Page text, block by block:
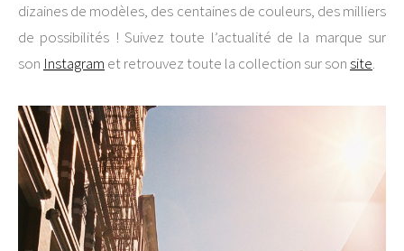
dizaines de modèles, des centaines de couleurs, des milliers
de possibilités ! Suivez toute l’actualité de la marque sur
son Instagram et retrouvez toute la collection sur sonsite.